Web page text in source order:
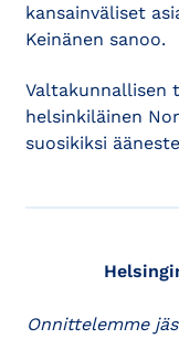
kansainväliset
Keinänen sanoo.
Valtakunnallisen
helsinkiläinen
suosikiksi
Onnittelemme